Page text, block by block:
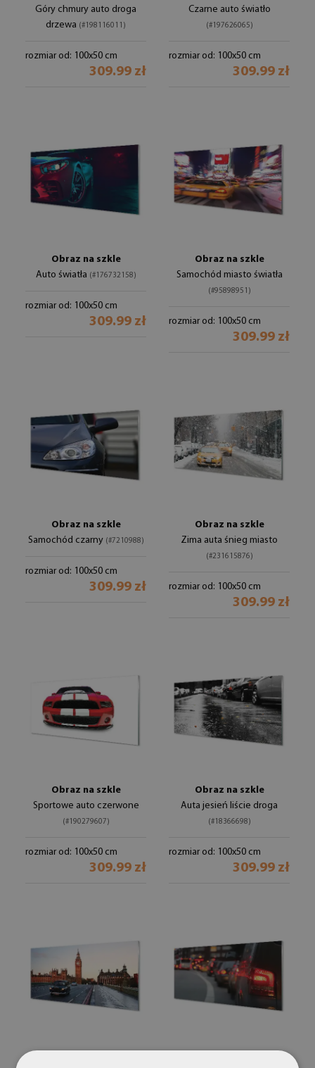
Góry chmury auto droga
drzewa (#198116011)
rozmiar od: 100x50 cm
309.99 zł
Czarne auto światło
(#197626065)
rozmiar od: 100x50 cm
309.99 zł
Obraz na szkle
Auto światła (#176732158)
rozmiar od: 100x50 cm
309.99 zł
Obraz na szkle
Samochód miasto światła
(#95898951)
rozmiar od: 100x50 cm
309.99 zł
Obraz na szkle
Samochód czarny (#7210988)
rozmiar od: 100x50 cm
309.99 zł
Obraz na szkle
Zima auta śnieg miasto
(#231615876)
rozmiar od: 100x50 cm
309.99 zł
Obraz na szkle
Sportowe auto czerwone
(#190279607)
rozmiar od: 100x50 cm
309.99 zł
Obraz na szkle
Auta jesień liście droga
(#18366698)
rozmiar od: 100x50 cm
309.99 zł